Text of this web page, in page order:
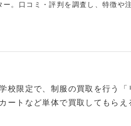
。口コミ・評判を調査し、特徴や
校限定で、制服の買取を行う
ートなど単体で買取してもら